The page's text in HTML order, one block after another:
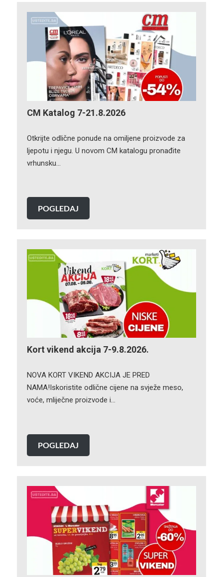
CM Katalog 7-21.8.2026
Otkrijte odlične ponude na omiljene proizvode za
ljepotu i njegu. U novom CM katalogu pronađite
vrhunsku…
POGLEDAJ
Kort vikend akcija 7-9.8.2026.
NOVA KORT VIKEND AKCIJA JE PRED
NAMA!Iskoristite odlične cijene na svježe meso,
voće, mliječne proizvode i…
POGLEDAJ